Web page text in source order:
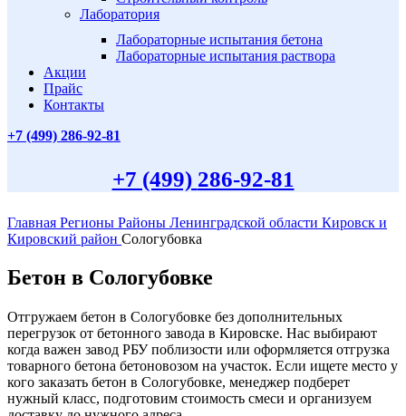
Лаборатория
Лабораторные испытания бетона
Лабораторные испытания раствора
Акции
Прайс
Контакты
+7 (499) 286-92-81
+7 (499) 286-92-81
Главная Регионы Районы Ленинградской области Кировск и
Кировский район Сологубовка
Бетон в Сологубовке
Отгружаем бетон в Сологубовке без дополнительных
перегрузок от бетонного завода в Кировске. Нас выбирают
когда важен завод РБУ поблизости или оформляется отгрузка
товарного бетона бетоновозом на участок. Если ищете место у
кого заказать бетон в Сологубовке, менеджер подберет
нужный класс, подготовим стоимость смеси и организуем